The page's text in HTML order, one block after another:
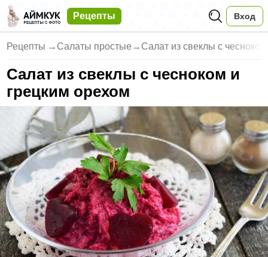
Рецепты Вход
Рецепты → Салаты простые → Салат из свеклы с
Салат из свеклы с чесноком и
грецким орехом